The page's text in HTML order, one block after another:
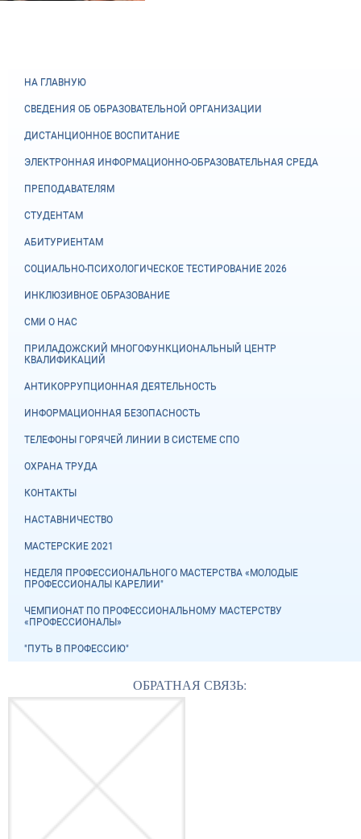
НА ГЛАВНУЮ
СВЕДЕНИЯ ОБ ОБРАЗОВАТЕЛЬНОЙ ОРГАНИЗАЦИИ
ДИСТАНЦИОННОЕ ВОСПИТАНИЕ
ЭЛЕКТРОННАЯ ИНФОРМАЦИОННО-ОБРАЗОВАТЕЛЬНАЯ СРЕДА
ПРЕПОДАВАТЕЛЯМ
СТУДЕНТАМ
АБИТУРИЕНТАМ
СОЦИАЛЬНО-ПСИХОЛОГИЧЕСКОЕ ТЕСТИРОВАНИЕ 2026
ИНКЛЮЗИВНОЕ ОБРАЗОВАНИЕ
СМИ О НАС
ПРИЛАДОЖСКИЙ МНОГОФУНКЦИОНАЛЬНЫЙ ЦЕНТР
КВАЛИФИКАЦИЙ
АНТИКОРРУПЦИОННАЯ ДЕЯТЕЛЬНОСТЬ
ИНФОРМАЦИОННАЯ БЕЗОПАСНОСТЬ
ТЕЛЕФОНЫ ГОРЯЧЕЙ ЛИНИИ В СИСТЕМЕ СПО
ОХРАНА ТРУДА
КОНТАКТЫ
НАСТАВНИЧЕСТВО
МАСТЕРСКИЕ 2021
НЕДЕЛЯ ПРОФЕССИОНАЛЬНОГО МАСТЕРСТВА «МОЛОДЫЕ
ПРОФЕССИОНАЛЫ КАРЕЛИИ"
ЧЕМПИОНАТ ПО ПРОФЕССИОНАЛЬНОМУ МАСТЕРСТВУ
«ПРОФЕССИОНАЛЫ»
"ПУТЬ В ПРОФЕССИЮ"
ОБРАТНАЯ СВЯЗЬ: